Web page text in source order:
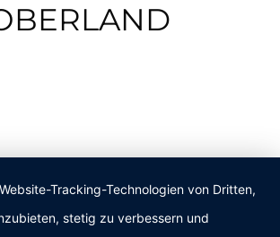
Tracking-Technologien von Dritten,
stetig zu verbessern und